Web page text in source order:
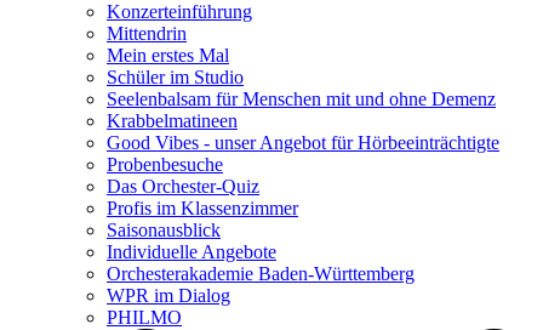
Konzerteinführung
Mittendrin
Mein erstes Mal
Schüler im Studio
Seelenbalsam für Menschen mit und ohne Demenz
Krabbelmatineen
Good Vibes - unser Angebot für Hörbeeinträchtigte
Probenbesuche
Das Orchester-Quiz
Profis im Klassenzimmer
Saisonausblick
Individuelle Angebote
Orchesterakademie Baden-Württemberg
WPR im Dialog
PHILMO